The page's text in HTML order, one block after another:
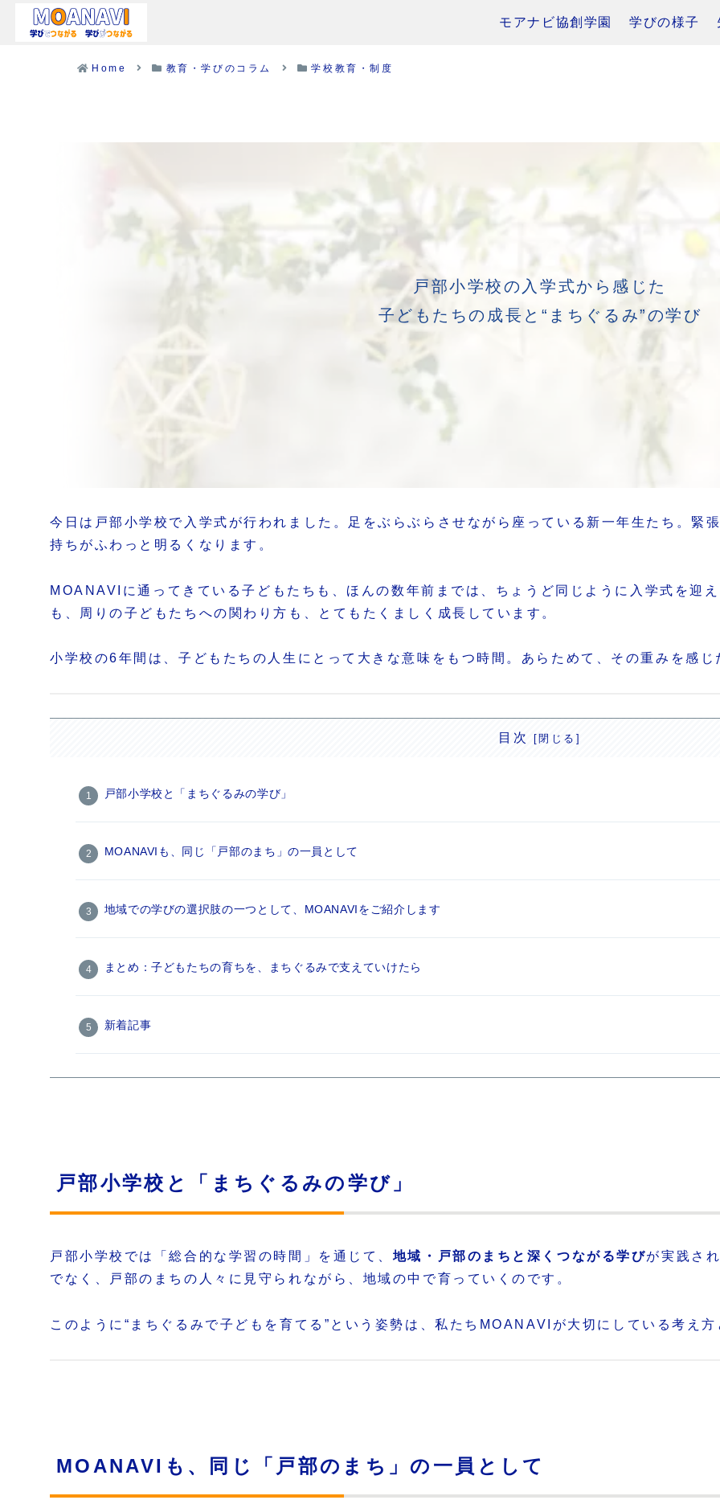
モアナビ協創学園 学びの様子
Home 教育・学びのコラム 学校教育・制度
戸部小学校の入学式から感じた
子どもたちの成長と“まちぐるみ”の学び
今日は戸部小学校で入学式が行われました。足をぶらぶらさせながら座っている新一年生たち。緊
持ちがふわっと明るくなります。
MOANAVIに通ってきている子どもたちも、ほんの数年前までは、ちょうど同じように入学式を迎
も、周りの子どもたちへの関わり方も、とてもたくましく成長しています。
小学校の6年間は、子どもたちの人生にとって大きな意味をもつ時間。あらためて、その重みを感じ
目次
戸部小学校と「まちぐるみの学び」
MOANAVIも、同じ「戸部のまち」の一員として
地域での学びの選択肢の一つとして、MOANAVIをご紹介します
まとめ：子どもたちの育ちを、まちぐるみで支えていけたら
新着記事
戸部小学校と「まちぐるみの学び」
戸部小学校では「総合的な学習の時間」を通じて、 地域・戸部のまちと深くつながる学びが実践さ
でなく、戸部のまちの人々に見守られながら、地域の中で育っていくのです。
このように“まちぐるみで子どもを育てる”という姿勢は、私たちMOANAVIが大切にしている考え
MOANAVIも、同じ「戸部のまち」の一員として